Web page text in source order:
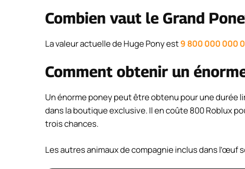
Combien vaut le Grand
La valeur actuelle de Huge Pony est9 800 000 000
Comment obtenir un
Un énorme poney peut être obtenu pour une
dans la boutique exclusive. Il en coûte 800 Roblux
trois chances.
Les autres animaux de compagnie inclus dans l’œuf